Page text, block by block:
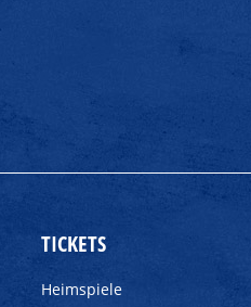
TICKETS
Heimspiele